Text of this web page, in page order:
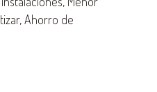
Ahorro de